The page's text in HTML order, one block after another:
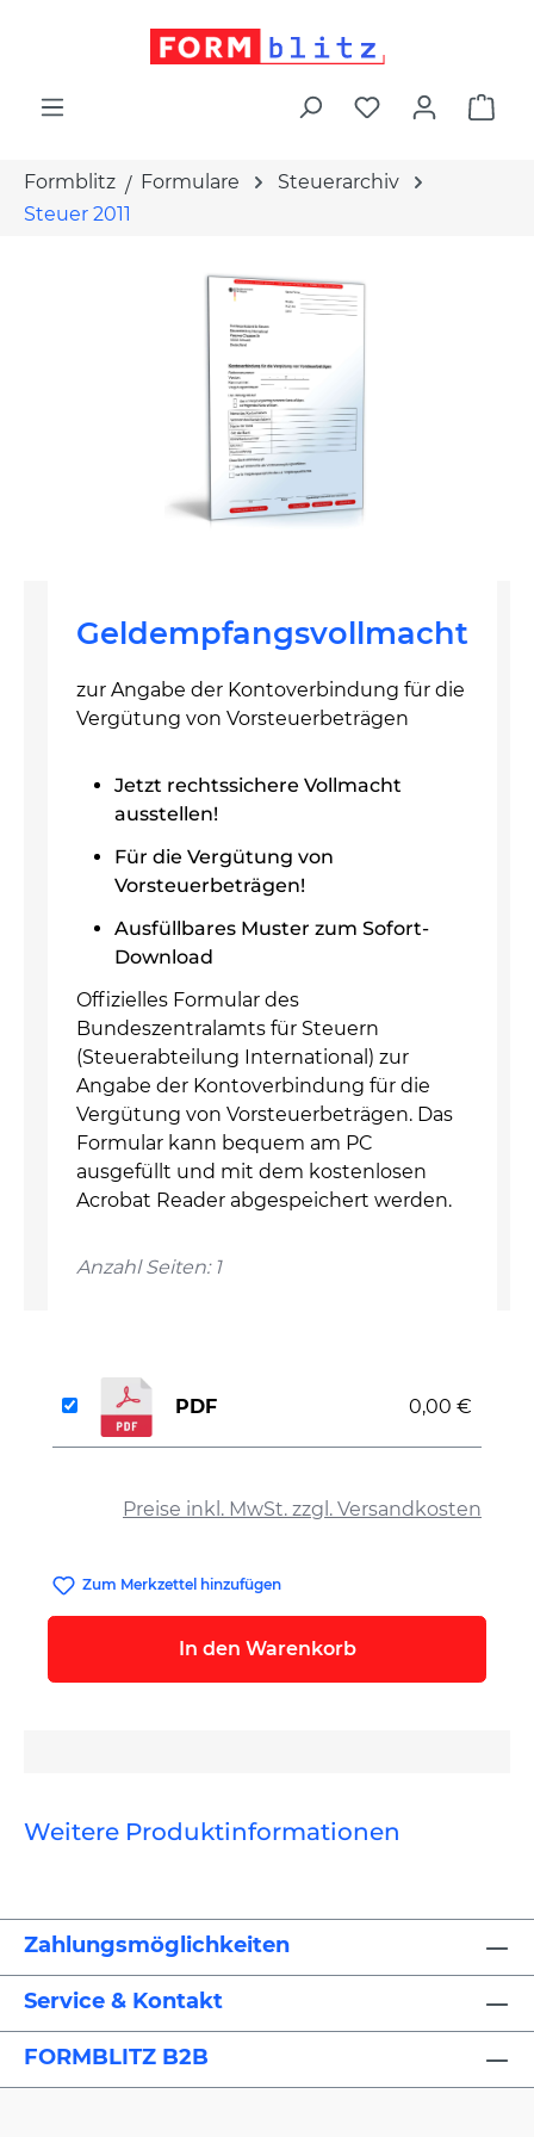
Formblitz Formulare
Steuerarchiv
Steuer 2011
Geldempfangsvollmacht
zur Angabe der Kontoverbindung für die
Vergütung von Vorsteuerbeträgen
Jetzt rechtssichere Vollmacht
ausstellen!
Für die Vergütung von
Vorsteuerbeträgen!
Ausfüllbares Muster zum Sofort-
Download
Offizielles Formular des
Bundeszentralamts für Steuern
(Steuerabteilung International) zur
Angabe der Kontoverbindung für die
Vergütung von Vorsteuerbeträgen. Das
Formular kann bequem am PC
ausgefüllt und mit dem kostenlosen
Acrobat Reader abgespeichert werden.
Anzahl Seiten: 1
Preise inkl. MwSt. zzgl. Versandkosten
PDF 0,00 €
Zum Merkzettel hinzufügen
In den Warenkorb
Weitere Produktinformationen
Zahlungsmöglichkeiten
Service & Kontakt
FORMBLITZ B2B